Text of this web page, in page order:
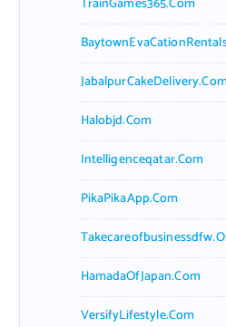
JabalpurCakeDelivery.com
Halobjd.com
Intelligenceqatar.com
PikaPikaApp.com
HamadaOfJapan.com
VersifyLifestyle.com